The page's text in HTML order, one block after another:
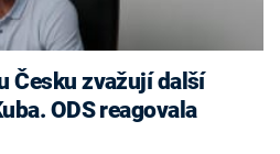
ODS reagovala